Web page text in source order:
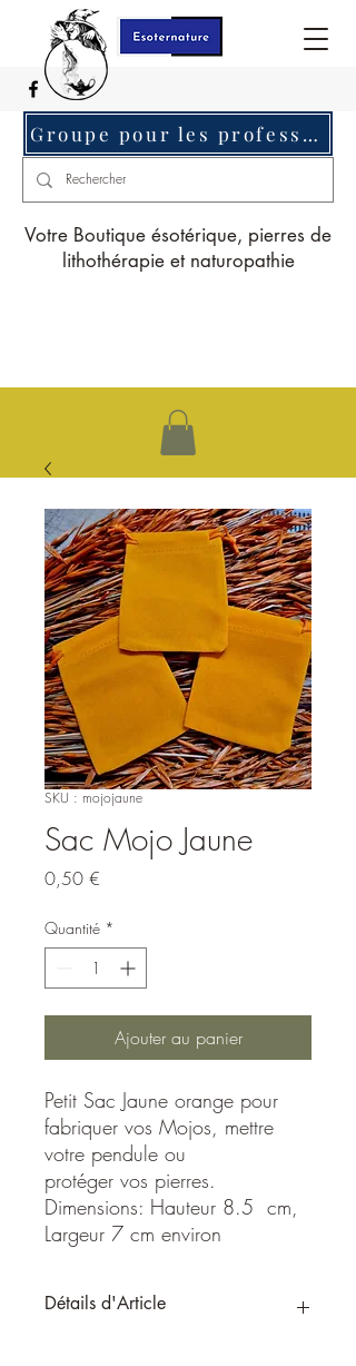
Votre Boutique ésotérique, pierres de
lithothérapie et naturopathie
Groupe pour les professionnels c'est ici
SKU : mojojaune
Sac Mojo Jaune
0,50 €
Quantité *
Ajouter au panier
Petit Sac Jaune orange pour
fabriquer vos Mojos, mettre
votre pendule ou
protéger vos pierres.
Dimensions: Hauteur 8.5 cm,
Largeur 7 cm environ
Détails d'Article